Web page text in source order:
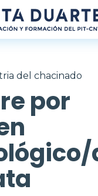
del chacinado
por